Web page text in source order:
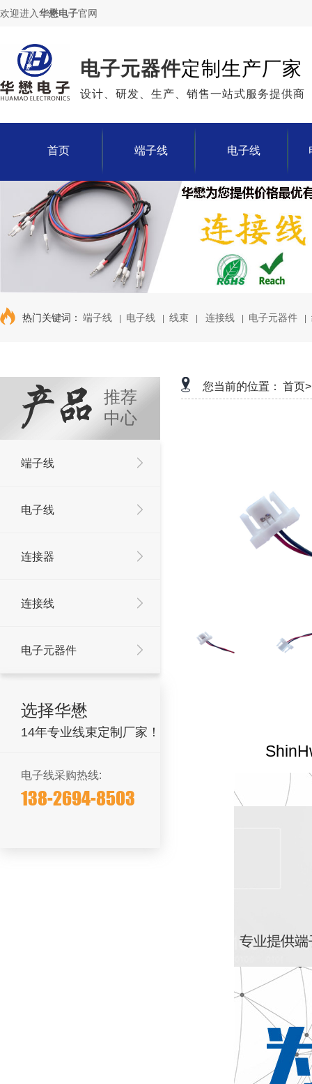
欢迎进入华懋电子官网
电子元器件定制生产厂家
设计、研发、生产、销售一站式服务提供商
首页 端子线 电子线
热门关键词： 端子线 电子线 线束 连接线 电子元器件
推荐
中心
端子线
电子线
连接器
连接线
电子元器件
选择华懋
14年专业线束定制厂家！
电子线采购热线:
138-2694-8503
您当前的位置： 首页>